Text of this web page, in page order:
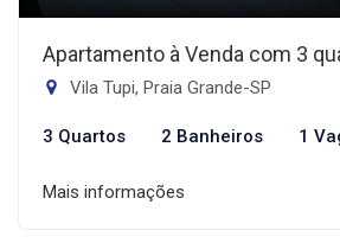
Apartamento à Venda com 3
Vila Tupi, Praia Grande-SP
3 Quartos 2 Banheiros 1
Mais informações